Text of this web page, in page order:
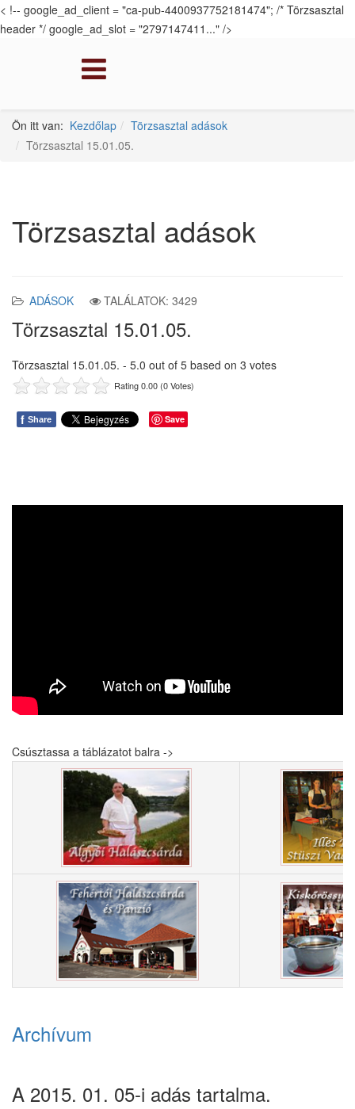
< !-- google_ad_client = "ca-pub-4400937752181474"; /* Törzsasztal
header */ google_ad_slot = "2797147411..." />
Ön itt van: Kezdőlap
Törzsasztal adások
Törzsasztal 15.01.05.
Törzsasztal adások
ADÁSOK TALÁLATOK: 3429
Törzsasztal 15.01.05.
Törzsasztal 15.01.05. - 5.0 out of 5 based on 3 votes
Rating 0.00 (0 Votes)
f Share Save
Csúsztassa a táblázatot balra ->
Archívum
A 2015. 01. 05-i adás tartalma.